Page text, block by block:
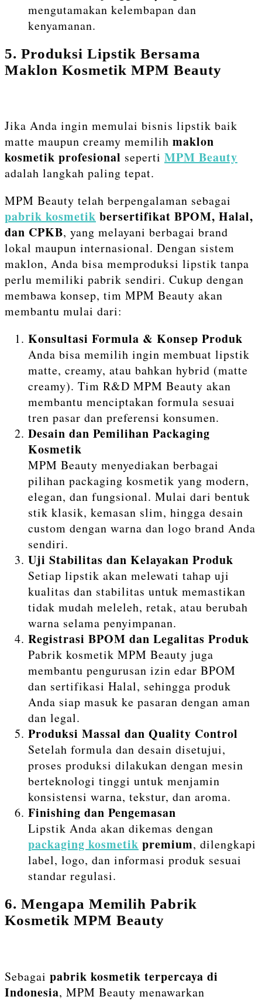
mengutamakan kelembapan dan
kenyamanan.
5. Produksi Lipstik Bersama
Maklon Kosmetik MPM Beauty
Jika Anda ingin memulai bisnis lipstik baik
matte maupun creamy memilih maklon
kosmetik profesional seperti MPM Beauty
adalah langkah paling tepat.
MPM Beauty telah berpengalaman sebagai
pabrik kosmetik bersertifikat BPOM, Halal,
dan CPKB, yang melayani berbagai brand
lokal maupun internasional. Dengan sistem
maklon, Anda bisa memproduksi lipstik tanpa
perlu memiliki pabrik sendiri. Cukup dengan
membawa konsep, tim MPM Beauty akan
membantu mulai dari:
Konsultasi Formula & Konsep Produk
Anda bisa memilih ingin membuat lipstik
matte, creamy, atau bahkan hybrid (matte
creamy). Tim R&D MPM Beauty akan
membantu menciptakan formula sesuai
tren pasar dan preferensi konsumen.
Desain dan Pemilihan Packaging
Kosmetik
MPM Beauty menyediakan berbagai
pilihan packaging kosmetik yang modern,
elegan, dan fungsional. Mulai dari bentuk
stik klasik, kemasan slim, hingga desain
custom dengan warna dan logo brand Anda
sendiri.
Uji Stabilitas dan Kelayakan Produk
Setiap lipstik akan melewati tahap uji
kualitas dan stabilitas untuk memastikan
tidak mudah meleleh, retak, atau berubah
warna selama penyimpanan.
Registrasi BPOM dan Legalitas Produk
Pabrik kosmetik MPM Beauty juga
membantu pengurusan izin edar BPOM
dan sertifikasi Halal, sehingga produk
Anda siap masuk ke pasaran dengan aman
dan legal.
Produksi Massal dan Quality Control
Setelah formula dan desain disetujui,
proses produksi dilakukan dengan mesin
berteknologi tinggi untuk menjamin
konsistensi warna, tekstur, dan aroma.
Finishing dan Pengemasan
Lipstik Anda akan dikemas dengan
packaging kosmetik premium, dilengkapi
label, logo, dan informasi produk sesuai
standar regulasi.
6. Mengapa Memilih Pabrik
Kosmetik MPM Beauty
Sebagai pabrik kosmetik terpercaya di
Indonesia, MPM Beauty menawarkan